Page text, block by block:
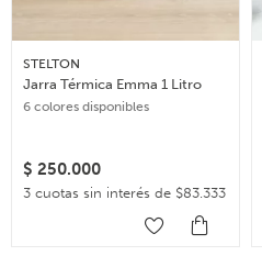
STELTON
Jarra Térmica Emma 1 Litro
6 colores disponibles
$ 250.000
3 cuotas sin interés de $83.333